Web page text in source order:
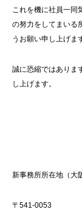
これを機に社員一同
の努力をしてまいる
うお願い申し上げま
誠に恐縮ではありま
し上げます。
新事務所所在地（大
〒541-0053